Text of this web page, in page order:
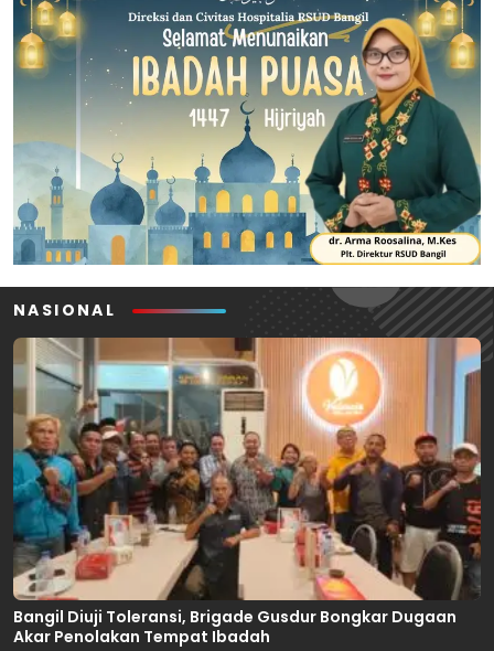
NASIONAL
Bangil Diuji Toleransi, Brigade Gusdur Bongkar Dugaan
Akar Penolakan Tempat Ibadah